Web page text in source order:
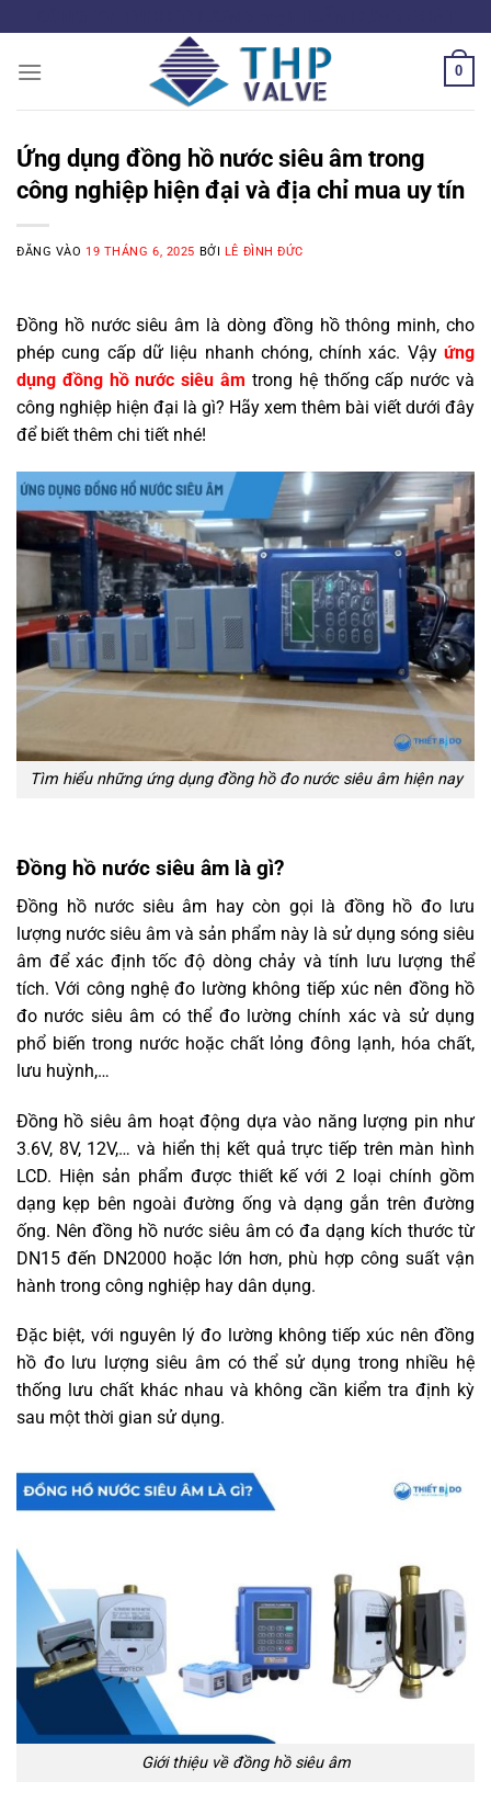
qua
nội
0
Ứng dụng đồng hồ nước siêu âm trong
công nghiệp hiện đại và địa chỉ mua uy tín
ĐĂNG VÀO 19 THÁNG 6, 2025 BỞI LÊ ĐÌNH ĐỨC
Đồng hồ nước siêu âm là dòng đồng hồ thông minh, cho
phép cung cấp dữ liệu nhanh chóng, chính xác. Vậy ứng
dụng đồng hồ nước siêu âm trong hệ thống cấp nước và
công nghiệp hiện đại là gì? Hãy xem thêm bài viết dưới đây
để biết thêm chi tiết nhé!
Tìm hiểu những ứng dụng đồng hồ đo nước siêu âm hiện nay
Đồng hồ nước siêu âm là gì?
Đồng hồ nước siêu âm hay còn gọi là đồng hồ đo lưu
lượng nước siêu âm và sản phẩm này là sử dụng sóng siêu
âm để xác định tốc độ dòng chảy và tính lưu lượng thể
tích. Với công nghệ đo lường không tiếp xúc nên đồng hồ
đo nước siêu âm có thể đo lường chính xác và sử dụng
phổ biến trong nước hoặc chất lỏng đông lạnh, hóa chất,
lưu huỳnh,…
Đồng hồ siêu âm hoạt động dựa vào năng lượng pin như
3.6V, 8V, 12V,… và hiển thị kết quả trực tiếp trên màn hình
LCD. Hiện sản phẩm được thiết kế với 2 loại chính gồm
dạng kẹp bên ngoài đường ống và dạng gắn trên đường
ống. Nên đồng hồ nước siêu âm có đa dạng kích thước từ
DN15 đến DN2000 hoặc lớn hơn, phù hợp công suất vận
hành trong công nghiệp hay dân dụng.
Đặc biệt, với nguyên lý đo lường không tiếp xúc nên đồng
hồ đo lưu lượng siêu âm có thể sử dụng trong nhiều hệ
thống lưu chất khác nhau và không cần kiểm tra định kỳ
sau một thời gian sử dụng.
Giới thiệu về đồng hồ siêu âm